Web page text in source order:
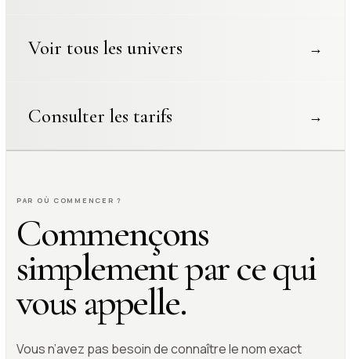
Voir tous les univers →
Consulter les tarifs →
PAR OÙ COMMENCER ?
Commençons
simplement par ce qui
vous appelle.
Vous n’avez pas besoin de connaître le nom exact